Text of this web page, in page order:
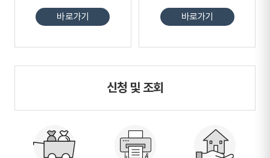
바로가기 바로가기
신청 및 조회